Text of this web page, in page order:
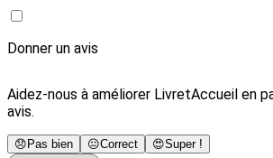
Donner un avis
Aidez-nous à améliorer LivretAccueil en
avis.
😞 Pas bien 😐Correct 😍Super !